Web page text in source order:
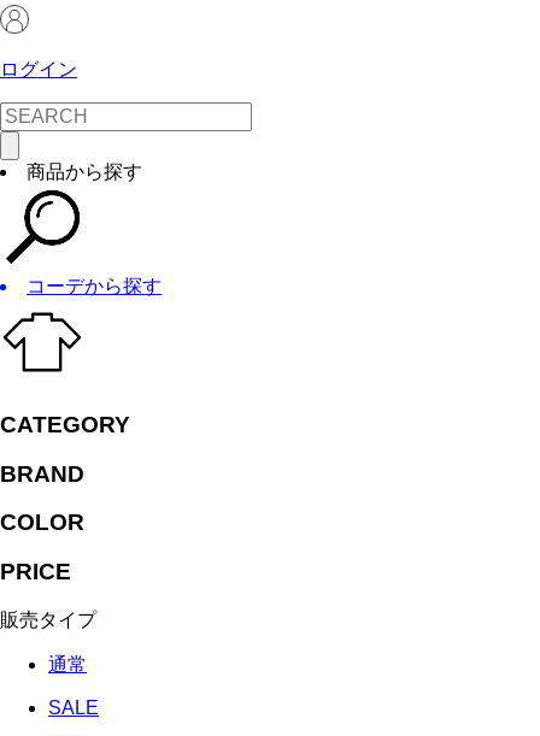
ログイン
商品から探す
コーデから探す
CATEGORY
BRAND
COLOR
PRICE
販売タイプ
通常
SALE